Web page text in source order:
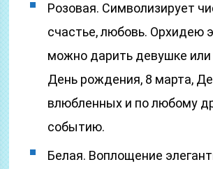
Розовая. Символизирует
счастье, любовь. Орхидею
можно дарить девушке
День рождения, 8 марта,
влюбленных и по любому
событию.
Белая. Воплощение